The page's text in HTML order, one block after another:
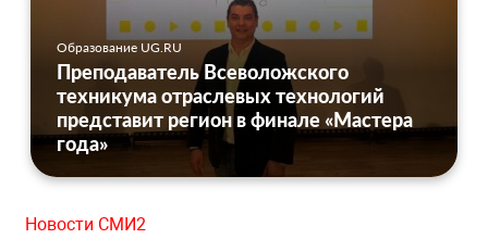
Образование UG.RU
Преподаватель Всеволожского
техникума отраслевых технологий
представит регион в финале «Мастера
года»
Новости СМИ2